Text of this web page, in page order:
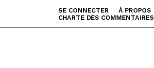
SE CONNECTER À PROPOS
CHARTE DES COMMENTAIRES